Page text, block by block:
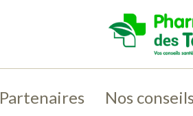
Partenaires Nos